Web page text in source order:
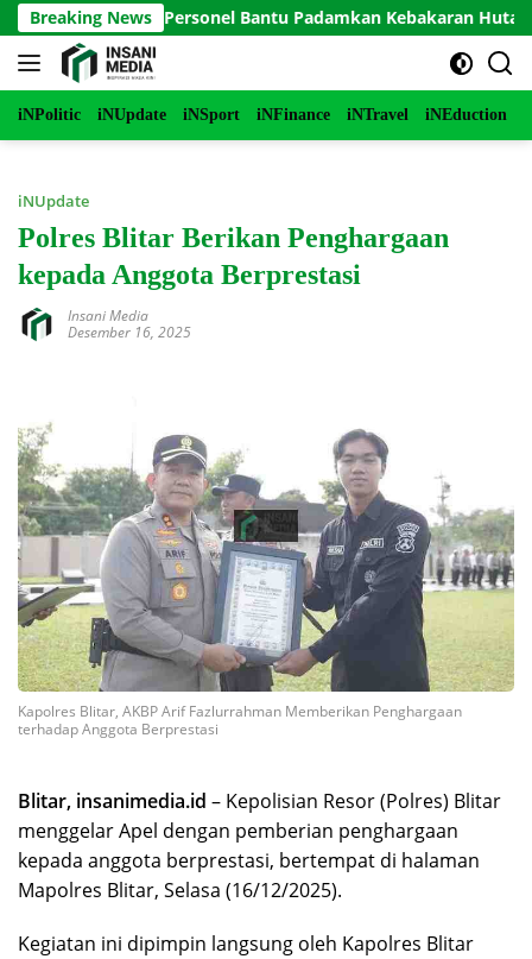
Langsung
ke
konten
Breaking News
Personel Bantu Padamkan Kebakaran Hutan di
iNPolitic iNUpdate iNSport iNFinance iNTravel iNEduction
iNUpdate
Polres Blitar Berikan Penghargaan
kepada Anggota Berprestasi
Insani Media
Desember 16, 2025
Kapolres Blitar, AKBP Arif Fazlurrahman Memberikan Penghargaan
terhadap Anggota Berprestasi
Blitar, insanimedia.id – Kepolisian Resor (Polres) Blitar
menggelar Apel dengan pemberian penghargaan
kepada anggota berprestasi, bertempat di halaman
Mapolres Blitar, Selasa (16/12/2025).
Kegiatan ini dipimpin langsung oleh Kapolres Blitar